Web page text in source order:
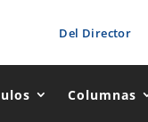
Del Director
Columnas